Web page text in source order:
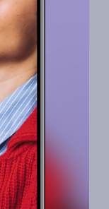
z
jaki
o